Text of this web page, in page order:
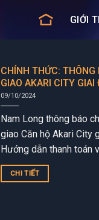
GIỚI
CHÍNH THỨC: THÔNG
GIAO AKARI CITY
09/10/2024
Nam Long thông báo
giao Căn hộ Akari City
Hướng dẫn thanh toán
nhận bàn giao Akari
CHI TIẾT